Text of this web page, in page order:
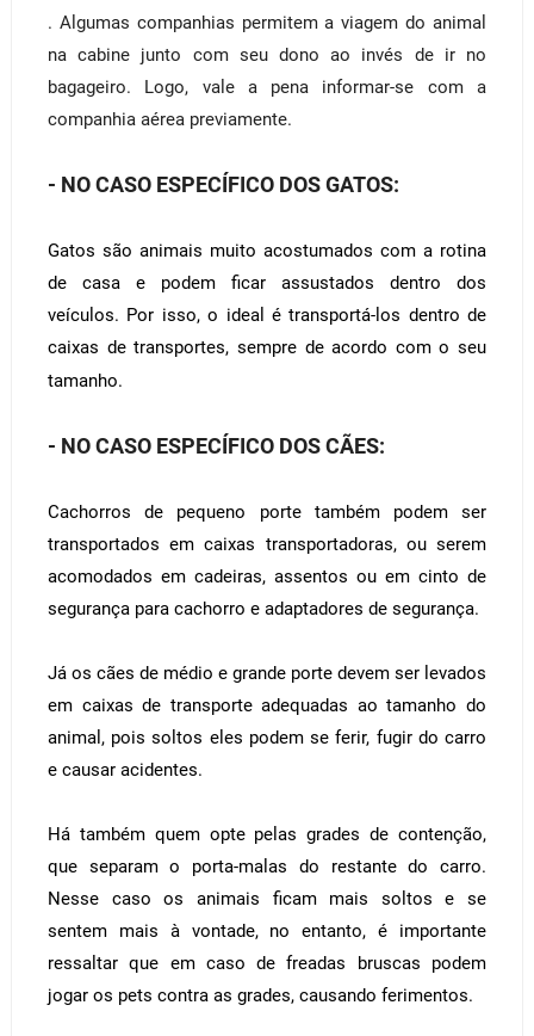
. Algumas companhias permitem a viagem do animal
na cabine junto com seu dono ao invés de ir no
bagageiro. Logo, vale a pena informar-se com a
companhia aérea previamente.
- NO CASO ESPECÍFICO DOS GATOS:
Gatos são animais muito acostumados com a rotina
de casa e podem ficar assustados dentro dos
veículos. Por isso, o ideal é transportá-los dentro de
caixas de transportes, sempre de acordo com o seu
tamanho.
- NO CASO ESPECÍFICO DOS CÃES:
Cachorros de pequeno porte também podem ser
transportados em caixas transportadoras, ou serem
acomodados em cadeiras, assentos ou em cinto de
segurança para cachorro e adaptadores de segurança.
Já os cães de médio e grande porte devem ser levados
em caixas de transporte adequadas ao tamanho do
animal, pois soltos eles podem se ferir, fugir do carro
e causar acidentes.
Há também quem opte pelas grades de contenção,
que separam o porta-malas do restante do carro.
Nesse caso os animais ficam mais soltos e se
sentem mais à vontade, no entanto, é importante
ressaltar que em caso de freadas bruscas podem
jogar os pets contra as grades, causando ferimentos.